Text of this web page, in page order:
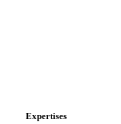
Expertises